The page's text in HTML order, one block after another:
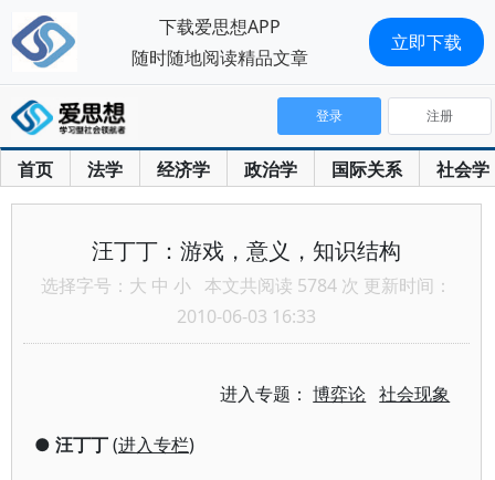
首页 法学 经济学 政治学 国际关系 社会学
登录 注册
汪丁丁：游戏，意义，知识结构
选择字号： 大 中 小 本文共阅读 5784 次 更新时间：
2010-06-03 16:33
进入专题：博弈论 社会现象
● 汪丁丁(进入专栏)
下载爱思想APP
随时随地阅读精品文章
立即下载